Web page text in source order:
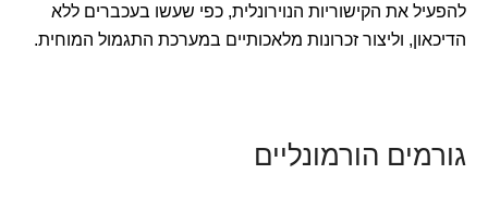
להפעיל את הקישוריות הנוירונלית, כפי שעשו בעכברים ללא
הדיכאון, וליצור זכרונות מלאכותיים במערכת התגמול המוחית.
גורמים הורמונליים